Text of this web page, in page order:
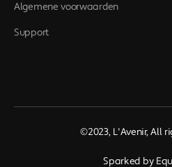
Algemene voorwaarden
Support
©2023, L'Avenir, All
Sparked by